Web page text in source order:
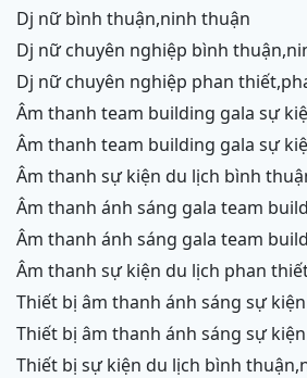
dj nữ bình thuận,ninh thuận
dj nữ chuyên nghiệp bình
dj nữ chuyên nghiệp phan
âm thanh team building gala sự kiện du lịch bình
thuận,ninh thuận
âm thanh team building gala sự kiện du lịch phan
thiết,phang rang,ninh chữ, vĩnh hy
âm thanh sự kiện du lịch bình
âm thanh ánh sáng gala team building sự kiện du lịch
bình thuận,ninh thuận
âm thanh ánh sáng gala team building sự kiện du lịch
phan thiết,phang rang,ninh
âm thanh sự kiện du lịch phan thiết,phang rang,ninh
chữ,vĩnh hy,ninh thuận,cam ranh
thiết bị âm thanh ánh sáng sự kiện du lịch bình
thuận,ninh thuận
thiết bị âm thanh ánh sáng sự kiện du lịch phan
thiết,phang rang,ninh chữ,vĩnh
thiết bị sự kiện du lịch bình